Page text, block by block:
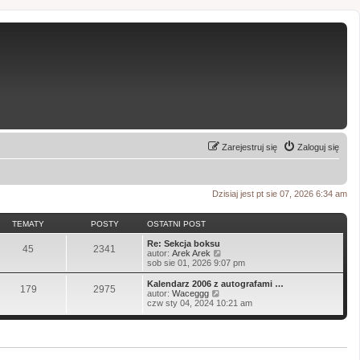
Zaloguj się
Zarejestruj się
Dzisiaj jest pt sie 07, 2026 6:34 am
TEMATY POSTY OSTATNI POST
45 2341
Re: Sekcja boksu
autor: Arek Arek
y
ś
w
e
l
j
sob sie 01, 2026 9:07 pm
179 2975
Kalendarz 2006 z autografami …
autor: Waceggg
y
w
t
czw sty 04, 2024 10:21 am